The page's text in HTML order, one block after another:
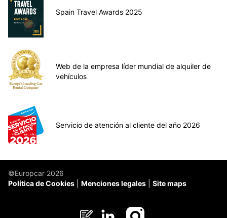
Spain Travel Awards 2025
Web de la empresa líder mundial de alquiler de
vehículos
Servicio de atención al cliente del año 2026
©Europcar 2026
Política de Cookies
Menciones legales Site maps